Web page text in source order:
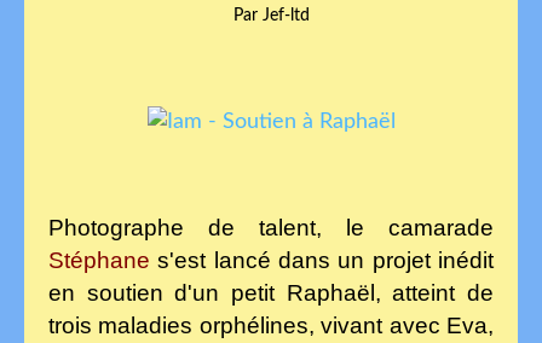
Par Jef-ltd
Photographe de talent, le camarade
Stéphanes'est lancé dans un projet inédit
en soutien d'un petit Raphaël,atteint de
trois maladies orphélines, vivant avec Eva,